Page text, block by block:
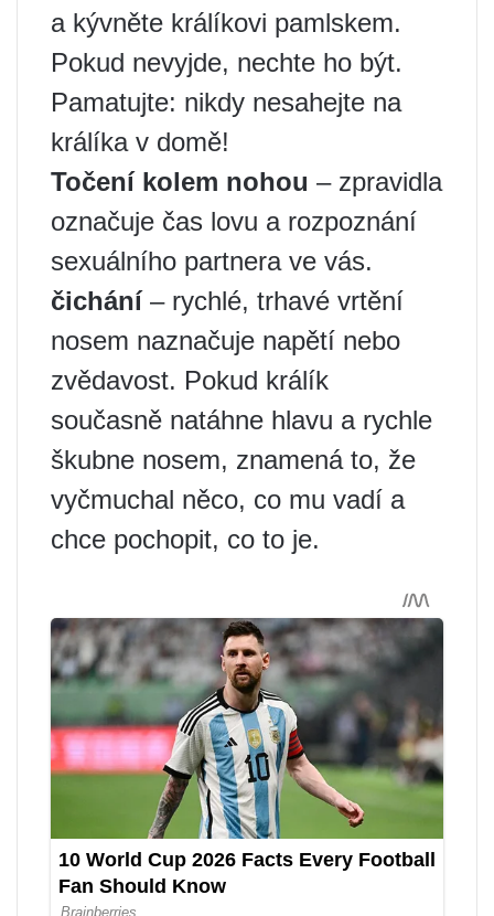
a kývněte králíkovi pamlskem.
Pokud nevyjde, nechte ho být.
Pamatujte: nikdy nesahejte na
králíka v domě!
Točení kolem nohou – zpravidla
označuje čas lovu a rozpoznání
sexuálního partnera ve vás.
čichání– rychlé, trhavé vrtění
nosem naznačuje napětí nebo
zvědavost. Pokud králík
současně natáhne hlavu a rychle
škubne nosem, znamená to, že
vyčmuchal něco, co mu vadí a
chce pochopit, co to je.